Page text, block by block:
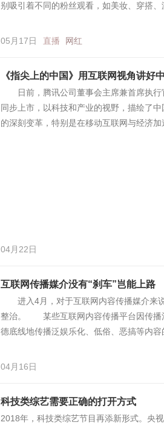
别吸引着不同的粉丝观看，如美妆、穿搭
05月17日 直播 网红
《指尖上的中国》用互联网视角讲好
日前，腾讯公司董事会主席兼首席执行
同步上市，以科技和产业的视野，描绘了
的深刻变革，特别是在移动互联网与经济
04月22日
互联网传播媒介没有“刹车”岂能上路
进入4月，对于互联网内容传播媒介来
整治。 某些互联网内容传播平台因传播
德底线地传播泛娱乐化、低俗、恶搞等内
04月16日
科技类综艺需要正确的打开方式
2018年，科技类综艺节目再添新形式。央